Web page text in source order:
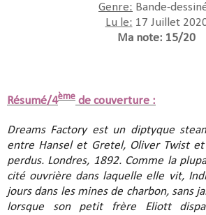
Genre: Bande-
Lu le: 17 Juillet
Ma note: 15/20
Résumé/4ème de couverture :
Dreams Factory est un diptyque
entre Hansel et Gretel, Oliver Twist
perdus. Londres, 1892. Comme la
cité ouvrière dans laquelle elle vit,
jours dans les mines de charbon, sans
lorsque son petit frère Eliott